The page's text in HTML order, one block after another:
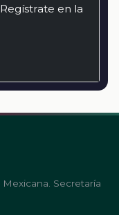
en la
Secretaría